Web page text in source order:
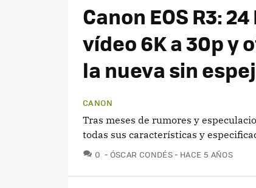
Canon EOS R3:
vídeo 6K a 30p y
la nueva sin
CANON
Tras meses de rumores y
todas sus características y
0 COMENTARIOS
ÓSCAR CONDÉS HACE 5 AÑOS